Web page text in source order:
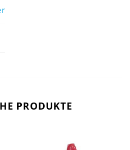
PRODUKTE